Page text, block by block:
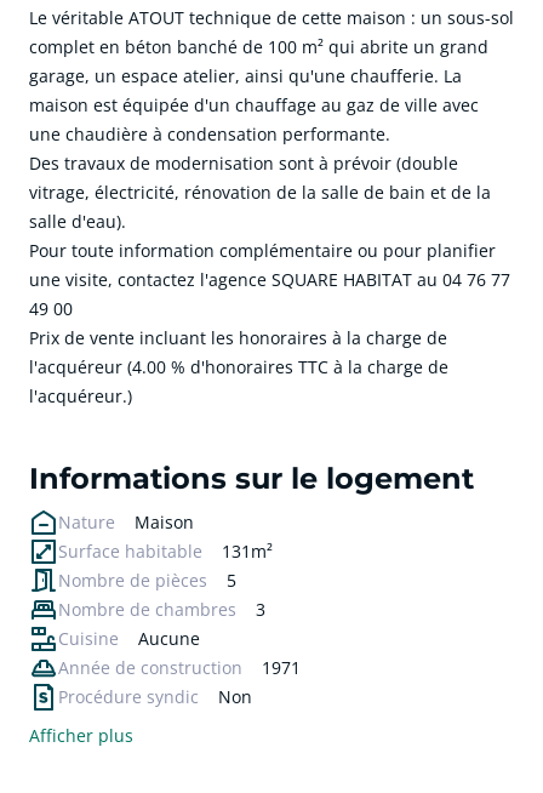
Le véritable ATOUT technique de cette maison : un sous-sol
complet en béton banché de 100 m² qui abrite un grand
garage, un espace atelier, ainsi qu'une chaufferie. La
maison est équipée d'un chauffage au gaz de ville avec
une chaudière à condensation performante.
Des travaux de modernisation sont à prévoir (double
vitrage, électricité, rénovation de la salle de bain et de la
salle d'eau).
Pour toute information complémentaire ou pour planifier
une visite, contactez l'agence SQUARE HABITAT au 04 76 77
49 00
Prix de vente incluant les honoraires à la charge de
l'acquéreur (4.00 % d'honoraires TTC à la charge de
l'acquéreur.)
Informations sur le logement
Nature
Maison
Surface habitable
131m²
Nombre de pièces
5
Nombre de chambres
3
Cuisine
Aucune
Année de construction
1971
Procédure syndic
Non
Afficher plus